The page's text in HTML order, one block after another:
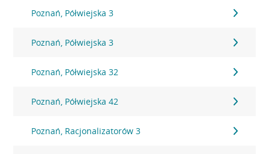
Poznań, Półwiejska 3
Poznań, Półwiejska 3
Poznań, Półwiejska 32
Poznań, Półwiejska 42
Poznań, Racjonalizatorów 3